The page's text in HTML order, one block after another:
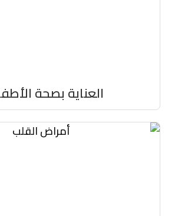
العناية بصحة